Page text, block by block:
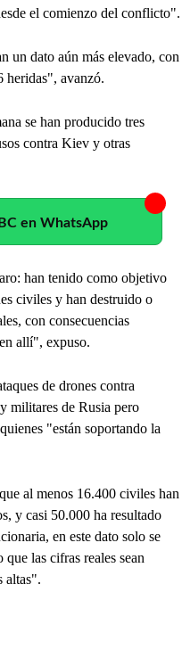
el comienzo del conflicto".
un dato aún más elevado, con
heridas", avanzó.
se han producido tres
contra Kiev y otras
en WhatsApp
han tenido como objetivo
civiles y han destruido o
con consecuencias
allí", expuso.
de drones contra
militares de Rusia pero
"están soportando la
al menos 16.400 civiles han
y casi 50.000 ha resultado
en este dato solo se
las cifras reales sean
altas".